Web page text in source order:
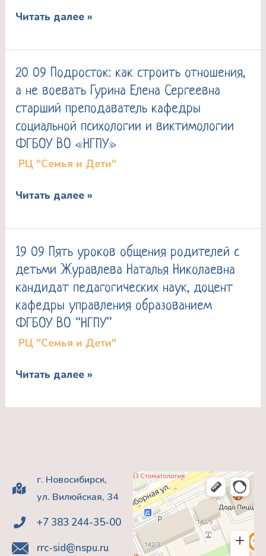
кандидат
наук,
доцент
кафедры
общей
психологии
и
психологии
ФГБОУ
«НГПУ»
Природные
играем
с
детьми
Читать далее »
20 09 Подросток: как строить отношения,
а не воевать Гурина Елена Сергеевна
старший преподаватель кафедры
социальной психологии и виктимологии
ФГБОУ ВО «НГПУ»
РЦ "Семья и Дети"
20
09
Подросток:
как
строить
отношения,
не
Елена
Сергеевна
старший
преподаватель
кафедры
социальной
психологии
виктимологии
Читать далее »
19 09 Пять уроков общения родителей с
детьми Журавлева Наталья Николаевна
кандидат педагогических наук, доцент
кафедры управления образованием
ФГБОУ ВО “НГПУ”
РЦ "Семья и Дети"
19
09
Пять
уроков
общения
родителей
детьми
педагогических
наук,
кафедры
управления
Читать далее »
г. Новосибирск,
ул. Вилюйская, 34
+7 383 244-35-00
rrc-sid@nspu.ru